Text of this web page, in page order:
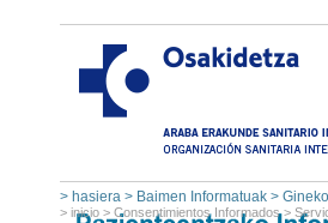
> hasiera > Baimen Informatuak >
> inicio > Consentimientos Informados>